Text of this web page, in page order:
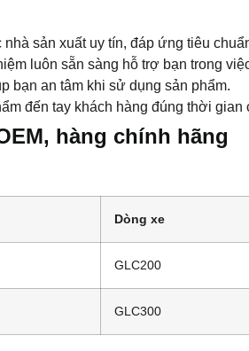
nhà sản xuất uy tín, đáp ứng tiêu
luôn sẵn sàng hỗ trợ bạn trong
bạn an tâm khi sử dụng sản phẩm.
đến tay khách hàng đúng thời gian
hàng chính hãng
Dòng xe
GLC200
GLC300